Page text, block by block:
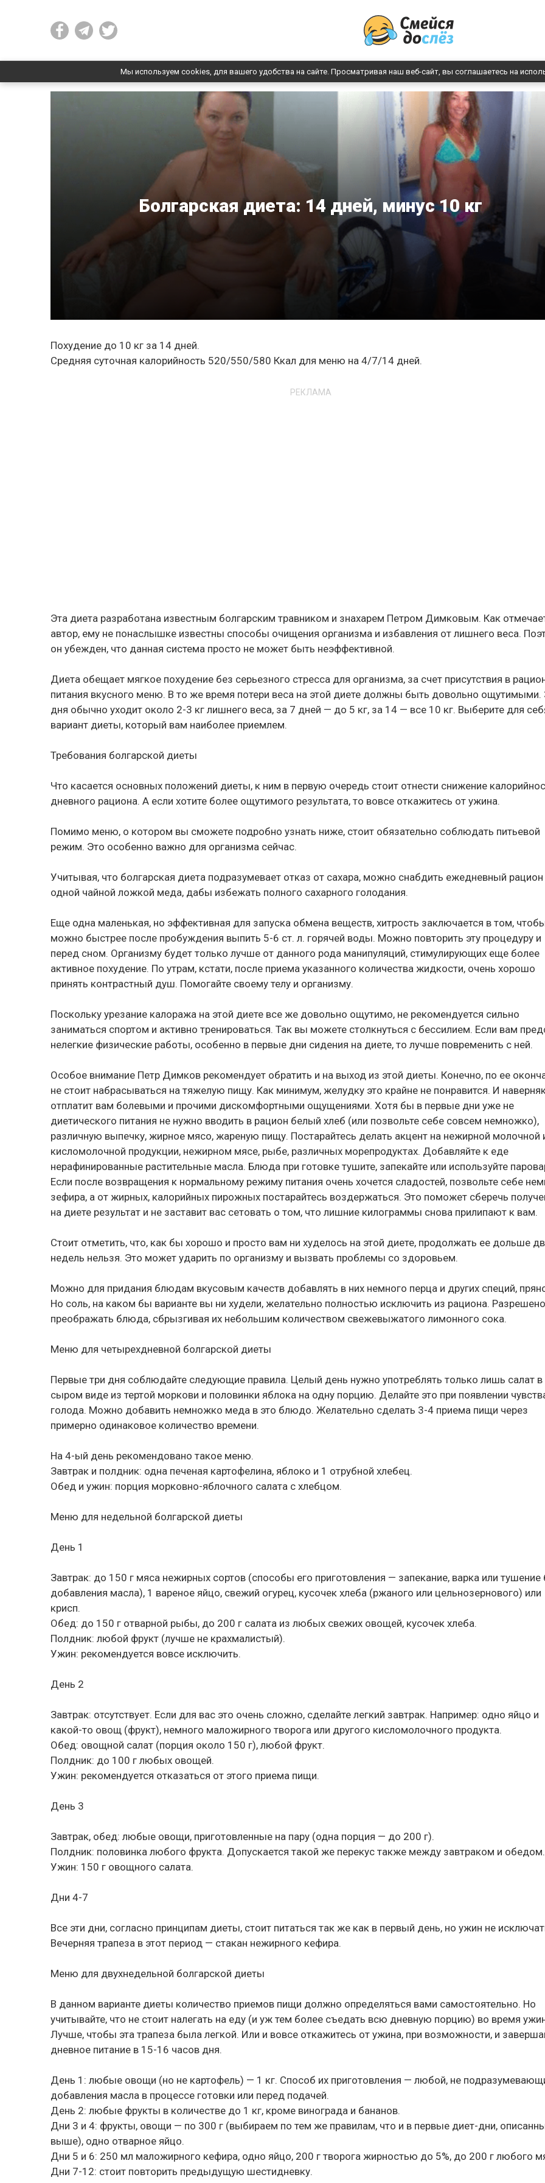
Мы используем cookies, для вашего удобства на сайте. Просматривая наш веб-сайт, вы соглашаетесь на
Болгарская диета: 14 дней, минус 10 кг
Похудение до 10 кг за 14 дней.
Средняя суточная калорийность 520/550/580 Ккал для меню на 4/7/14 дней.
РЕКЛАМА
Эта диета разработана известным болгарским травником и знахарем Петром Димковым. Как
автор, ему не понаслышке известны способы очищения организма и избавления от лишнего веса.
он убежден, что данная система просто не может быть неэффективной.
Диета обещает мягкое похудение без серьезного стресса для организма, за счет присутствия в
питания вкусного меню. В то же время потери веса на этой диете должны быть довольно ощутимыми.
дня обычно уходит около 2-3 кг лишнего веса, за 7 дней — до 5 кг, за 14 — все 10 кг. Выберите для
вариант диеты, который вам наиболее приемлем.
Требования болгарской диеты
Что касается основных положений диеты, к ним в первую очередь стоит отнести снижение
дневного рациона. А если хотите более ощутимого результата, то вовсе откажитесь от ужина.
Помимо меню, о котором вы сможете подробно узнать ниже, стоит обязательно соблюдать питьевой
режим. Это особенно важно для организма сейчас.
Учитывая, что болгарская диета подразумевает отказ от сахара, можно снабдить ежедневный рацион
одной чайной ложкой меда, дабы избежать полного сахарного голодания.
Еще одна маленькая, но эффективная для запуска обмена веществ, хитрость заключается в том,
можно быстрее после пробуждения выпить 5-6 ст. л. горячей воды. Можно повторить эту процедуру и
перед сном. Организму будет только лучше от данного рода манипуляций, стимулирующих еще более
активное похудение. По утрам, кстати, после приема указанного количества жидкости, очень хорошо
принять контрастный душ. Помогайте своему телу и организму.
Поскольку урезание калоража на этой диете все же довольно ощутимо, не рекомендуется сильно
заниматься спортом и активно тренироваться. Так вы можете столкнуться с бессилием. Если вам
нелегкие физические работы, особенно в первые дни сидения на диете, то лучше повременить с ней.
Особое внимание Петр Димков рекомендует обратить и на выход из этой диеты. Конечно, по ее
не стоит набрасываться на тяжелую пищу. Как минимум, желудку это крайне не понравится. И
отплатит вам болевыми и прочими дискомфортными ощущениями. Хотя бы в первые дни уже не
диетического питания не нужно вводить в рацион белый хлеб (или позвольте себе совсем немножко),
различную выпечку, жирное мясо, жареную пищу. Постарайтесь делать акцент на нежирной молочной
кисломолочной продукции, нежирном мясе, рыбе, различных морепродуктах. Добавляйте к еде
нерафинированные растительные масла. Блюда при готовке тушите, запекайте или используйте
Если после возвращения к нормальному режиму питания очень хочется сладостей, позвольте себе
зефира, а от жирных, калорийных пирожных постарайтесь воздержаться. Это поможет сберечь
на диете результат и не заставит вас сетовать о том, что лишние килограммы снова прилипают к вам.
Стоит отметить, что, как бы хорошо и просто вам ни худелось на этой диете, продолжать ее дольше
недель нельзя. Это может ударить по организму и вызвать проблемы со здоровьем.
Можно для придания блюдам вкусовым качеств добавлять в них немного перца и других специй,
Но соль, на каком бы варианте вы ни худели, желательно полностью исключить из рациона. Разрешено
преображать блюда, сбрызгивая их небольшим количеством свежевыжатого лимонного сока.
Меню для четырехдневной болгарской диеты
Первые три дня соблюдайте следующие правила. Целый день нужно употреблять только лишь салат в
сыром виде из тертой моркови и половинки яблока на одну порцию. Делайте это при появлении
голода. Можно добавить немножко меда в это блюдо. Желательно сделать 3-4 приема пищи через
примерно одинаковое количество времени.
На 4-ый день рекомендовано такое меню.
Завтрак и полдник: одна печеная картофелина, яблоко и 1 отрубной хлебец.
Обед и ужин: порция морковно-яблочного салата с хлебцом.
Меню для недельной болгарской диеты
День 1
Завтрак: до 150 г мяса нежирных сортов (способы его приготовления — запекание, варка или тушение
добавления масла), 1 вареное яйцо, свежий огурец, кусочек хлеба (ржаного или цельнозернового) или
крисп.
Обед: до 150 г отварной рыбы, до 200 г салата из любых свежих овощей, кусочек хлеба.
Полдник: любой фрукт (лучше не крахмалистый).
Ужин: рекомендуется вовсе исключить.
День 2
Завтрак: отсутствует. Если для вас это очень сложно, сделайте легкий завтрак. Например: одно яйцо и
какой-то овощ (фрукт), немного маложирного творога или другого кисломолочного продукта.
Обед: овощной салат (порция около 150 г), любой фрукт.
Полдник: до 100 г любых овощей.
Ужин: рекомендуется отказаться от этого приема пищи.
День 3
Завтрак, обед: любые овощи, приготовленные на пару (одна порция — до 200 г).
Полдник: половинка любого фрукта. Допускается такой же перекус также между завтраком и обедом.
Ужин: 150 г овощного салата.
Дни 4-7
Все эти дни, согласно принципам диеты, стоит питаться так же как в первый день, но ужин не
Вечерняя трапеза в этот период — стакан нежирного кефира.
Меню для двухнедельной болгарской диеты
В данном варианте диеты количество приемов пищи должно определяться вами самостоятельно. Но
учитывайте, что не стоит налегать на еду (и уж тем более съедать всю дневную порцию) во время
Лучше, чтобы эта трапеза была легкой. Или и вовсе откажитесь от ужина, при возможности, и
дневное питание в 15-16 часов дня.
День 1: любые овощи (но не картофель) — 1 кг. Способ их приготовления — любой, не
добавления масла в процессе готовки или перед подачей.
День 2: любые фрукты в количестве до 1 кг, кроме винограда и бананов.
Дни 3 и 4: фрукты, овощи — по 300 г (выбираем по тем же правилам, что и в первые диет-дни,
выше), одно отварное яйцо.
Дни 5 и 6: 250 мл маложирного кефира, одно яйцо, 200 г творога жирностью до 5%, до 200 г любого
Дни 7-12: стоит повторить предыдущую шестидневку.